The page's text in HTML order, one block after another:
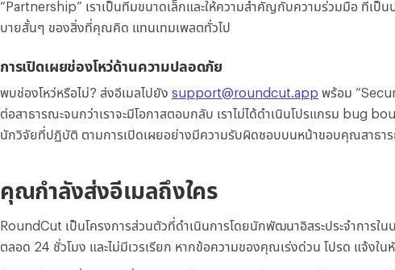
“Partnership” เราเป็นทีมขนาดเล็กและให้ความสำคัญกับความร่วมมือ ที่เป็
บายสั้นๆ ของสิ่งที่คุณคิด แทนเทมเพลตทั่วไป
การเปิดเผยช่องโหว่ด้านความปลอดภัย
พบช่องโหว่หรือไม่? ส่งอีเมลไปยัง support@roundcut.app พร้อม
ต่อสาธารณะจนกว่าเราจะมีโอกาสตอบกลับ เราไม่ได้ดำเนินโปรแกรม bug
นักวิจัยที่ปฏิบัติ ตามการเปิดเผยอย่างมีความรับผิดชอบบนหน้าขอบคุณสาธาร
คุณกำลังส่งอีเมลถึงใคร
RoundCut เป็นโครงการส่วนตัวที่ดำเนินการโดยนักพัฒนาอิสระประจำการใ
ตลอด 24 ชั่วโมง และไม่มีเวรเรียก หากข้อความของคุณเร่งด่วน โปรด แจ้งใน